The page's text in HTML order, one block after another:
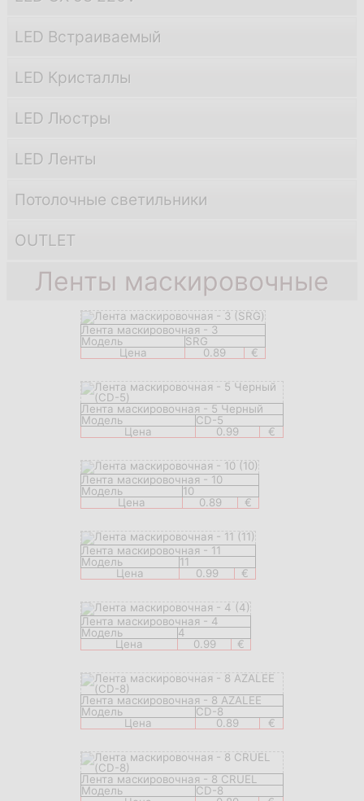
LED Встраиваемый
LED Кристаллы
LED Люстры
LED Ленты
Потолочные светильники
OUTLET
Ленты маскировочные
Лента маскировочная - 3
Модель
SRG
Цена
0.89 €
Лента маскировочная - 5 Черный
Модель
CD-5
Цена
0.99 €
Лента маскировочная - 10
Модель
10
Цена
0.89 €
Лента маскировочная - 11
Модель
11
Цена
0.99 €
Лента маскировочная - 4
Модель
4
Цена
0.99 €
Лента маскировочная - 8 AZALEE
Модель
CD-8
Цена
0.89 €
Лента маскировочная - 8 CRUEL
Модель
CD-8